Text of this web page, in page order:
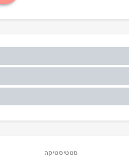
סטטיסטיקה